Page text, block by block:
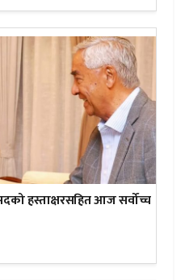
हस्ताक्षरसहित आज सर्वोच्च